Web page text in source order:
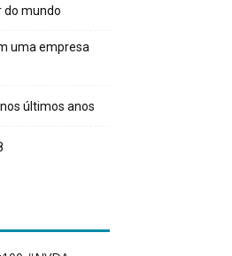
do mundo
uma empresa
últimos anos